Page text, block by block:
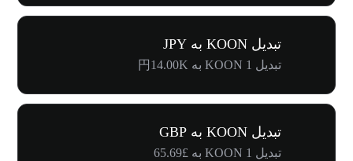
تبدیل KOON به JPY
تبدیل 1 KOON به 円14.00K
تبدیل KOON به GBP
تبدیل 1 KOON به £65.69